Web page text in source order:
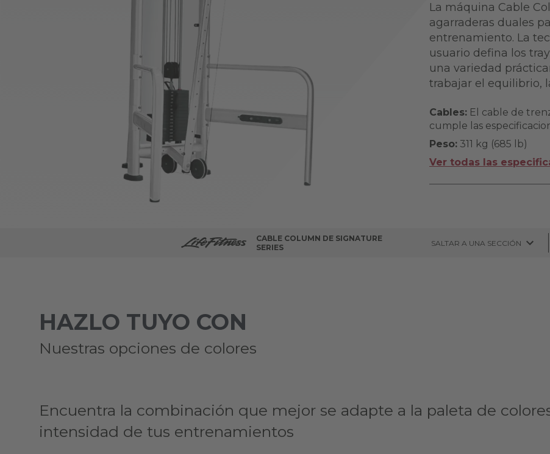
La máquina Cable
agarraderas duales
entrenamiento. La
usuario defina los
una variedad
trabajar el equilibrio,
Cables: El cable de
cumple las
Peso: 311 kg (685 lb)
Ver todas las
CABLE COLUMN DE SIGNATURE
SERIES
SALTAR A UNA SECCIÓN
HAZLO TUYO CON
Nuestras opciones de colores
Encuentra la combinación que mejor se adapte a la paleta de
intensidad de tus entrenamientos